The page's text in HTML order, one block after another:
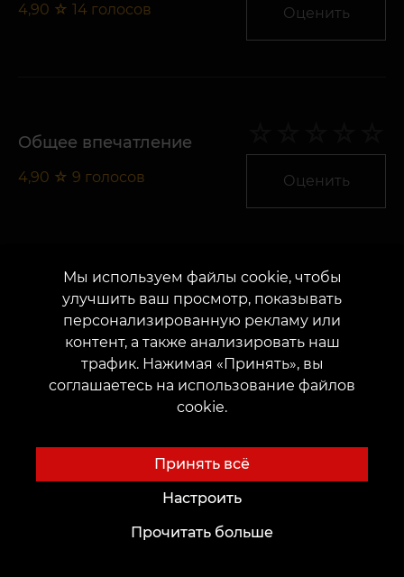
4,90 ☆ 14 голосов Оценить
Общее впечатление
4,90 ☆ 9 голосов Оценить
Внимание!
Статья написана журналистами и носит
информативный характер. Все
изображения являются иллюстративными
и были подобраны для наглядного
Вы нашли ошибку или не согласны с
содержанием, пожалуйста, сообщите нам
contentvean@gmail.com
Мы используем файлы cookie, чтобы
улучшить ваш просмотр, показывать
персонализированную рекламу или
контент, а также анализировать наш
трафик. Нажимая «Принять», вы
соглашаетесь на использование файлов
cookie.
Принять всё
Настроить
Прочитать больше